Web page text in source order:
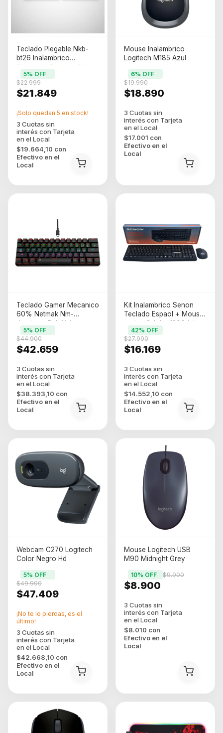
Teclado Plegable Nkb-
bt26 Inalambrico
Bluetooth Teclado Gris
Idioma Espaol Ingles
Internacional
$21.849
$22.999
5% OFF
$19.664,10 con
Efectivo en el
Local
¡Solo quedan 5 en stock!
Mouse Inalambrico
Logitech M185 Azul
$18.890
$19.990
6% OFF
$17.001 con
Efectivo en el
Local
Teclado Gamer Mecanico
60% Netmak Nm-
dominate Rgb Usb-c
Switch Azul Espaol Negro
Espaol Latinoamerica
$42.659
$44.900
5% OFF
$38.393,10 con
Efectivo en el
Local
Kit Inalambrico Senon
Teclado Espaol + Mouse
optico 2.4ghz 1200dpi
Negro
$16.169
$27.990
42% OFF
$14.552,10 con
Efectivo en el
Local
Webcam C270 Logitech
Color Negro Hd
$47.409
$49.900
5% OFF
$42.668,10 con
Efectivo en el
Local
¡No te lo pierdas, es el
último!
Mouse Logitech USB
M90 Midnight Grey
$8.900
$9.900
10% OFF
$8.010 con
Efectivo en el
Local